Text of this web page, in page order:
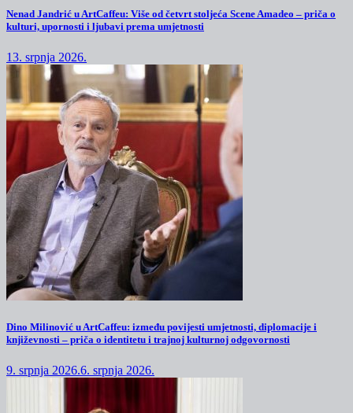
Nenad Jandrić u ArtCaffeu: Više od četvrt stoljeća Scene Amadeo – priča o
kulturi, upornosti i ljubavi prema umjetnosti
13. srpnja 2026.
Dino Milinović u ArtCaffeu: između povijesti umjetnosti, diplomacije i
književnosti – priča o identitetu i trajnoj kulturnoj odgovornosti
9. srpnja 2026.6. srpnja 2026.